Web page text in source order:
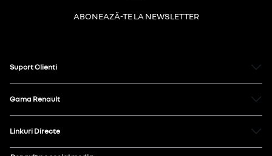
ABONEAZĂ-TE LA NEWSLETTER
Suport Clienti
Gama Renault
Linkuri Directe